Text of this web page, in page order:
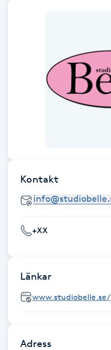
Restorative Yoga
Singelfransar
Sjukgymnastik
Kontakt
+XX
Länkar
www.studiobelle.se/
Adress